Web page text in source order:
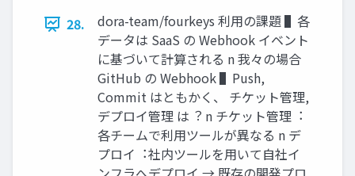
28.
dora-team/fourkeys 利⽤の課題 ▌各
データは SaaS の Webhook イベント
に基づいて計算される n 我々の場合
GitHub の Webhook ▌Push,
Commit はともかく、 チケット管理,
デプロイ管理 は︖ n チケット管理︓
各チームで利⽤ツールが異なる n デ
プロイ︓社内ツールを⽤いて⾃社イ